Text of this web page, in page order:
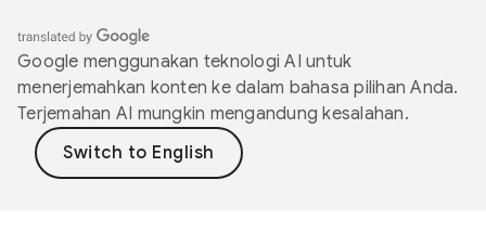
Google menggunakan teknologi AI untuk
menerjemahkan konten ke dalam bahasa pilihan Anda.
Terjemahan AI mungkin mengandung kesalahan.